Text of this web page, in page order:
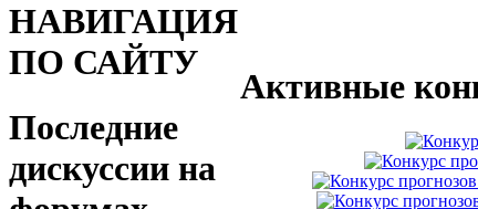
НАВИГАЦИЯ
ПО САЙТУ
Последние
дискуссии на
Активные